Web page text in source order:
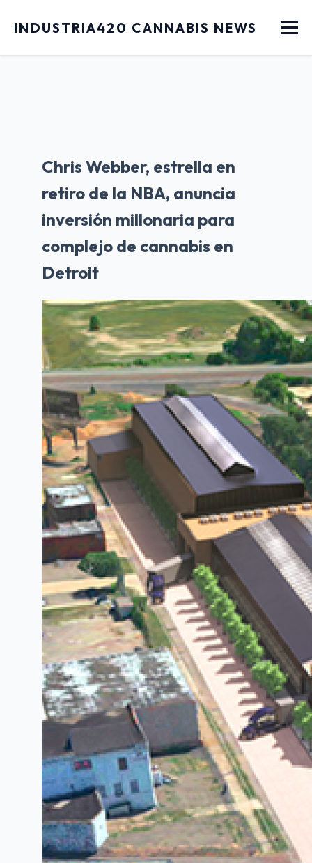
INDUSTRIA420 CANNABIS NEWS Menu
Chris Webber, estrella en
retiro de la NBA, anuncia
inversión millonaria para
complejo de cannabis en
Detroit